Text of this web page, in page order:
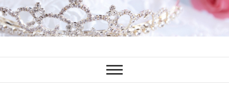
ファンブロ